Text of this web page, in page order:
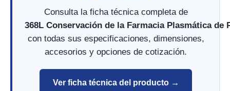
Consulta la ficha técnica completa de
368L Conservación de la Farmacia Plasmática
con todas sus especificaciones, dimensiones,
accesorios y opciones de cotización.
Ver ficha técnica del producto →